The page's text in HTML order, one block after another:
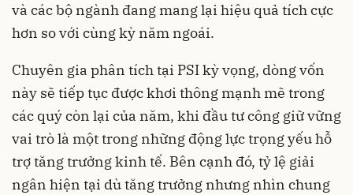
và các bộ ngành đang mang lại hiệu quả tích cực
hơn so với cùng kỳ năm ngoái.
Chuyên gia phân tích tại PSI kỳ vọng, dòng vốn
này sẽ tiếp tục được khơi thông mạnh mẽ trong
các quý còn lại của năm, khi đầu tư công giữ vững
vai trò là một trong những động lực trọng yếu hỗ
trợ tăng trưởng kinh tế. Bên cạnh đó, tỷ lệ giải
ngân hiện tại dù tăng trưởng nhưng nhìn chung